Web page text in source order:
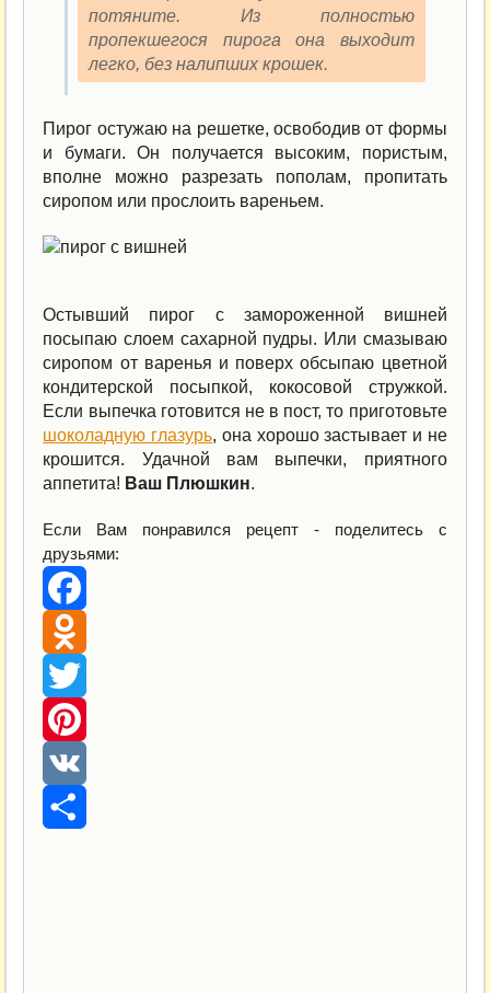
потяните. Из полностью
пропекшегося пирога она выходит
легко, без налипших крошек.
Пирог остужаю на решетке, освободив от формы
и бумаги. Он получается высоким, пористым,
вполне можно разрезать пополам, пропитать
сиропом или прослоить вареньем.
Остывший пирог с замороженной вишней
посыпаю слоем сахарной пудры. Или смазываю
сиропом от варенья и поверх обсыпаю цветной
кондитерской посыпкой, кокосовой стружкой.
Если выпечка готовится не в пост, то приготовьте
шоколадную глазурь, она хорошо застывает и не
крошится. Удачной вам выпечки, приятного
аппетита! Ваш Плюшкин.
Если Вам понравился рецепт - поделитесь с
друзьями:
Facebook
Odnoklassniki
Twitter
Pinterest
VK